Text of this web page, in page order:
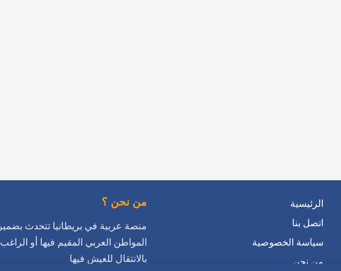
الرئيسية
اتصل بنا
سياسة الخصوصية
من نحن
من نحن ؟
منصة عربية في بريطانيا تتحدث بضمير
المواطن العربي المقيم فيها أو الراغب
بالانتقال للعيش فيها